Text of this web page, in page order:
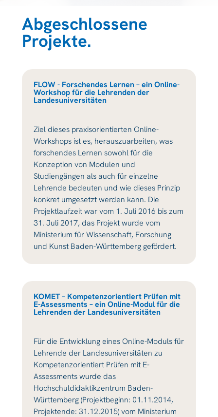
Abgeschlossene
Projekte.
FLOW - Forschendes Lernen – ein Online-
Workshop für die Lehrenden der
Landesuniversitäten
Ziel dieses praxisorientierten Online-
Workshops ist es, herauszuarbeiten, was
forschendes Lernen sowohl für die
Konzeption von Modulen und
Studiengängen als auch für einzelne
Lehrende bedeuten und wie dieses Prinzip
konkret umgesetzt werden kann. Die
Projektlaufzeit war vom 1. Juli 2016 bis zum
31. Juli 2017, das Projekt wurde vom
Ministerium für Wissenschaft, Forschung
und Kunst Baden-Württemberg gefördert.
KOMET – Kompetenzorientiert Prüfen mit
E-Assessments – ein Online-Modul für die
Lehrenden der Landesuniversitäten
Für die Entwicklung eines Online-Moduls für
Lehrende der Landesuniversitäten zu
Kompetenzorientiert Prüfen mit E-
Assessments wurde das
Hochschuldidaktikzentrum Baden-
Württemberg (Projektbeginn: 01.11.2014,
Projektende: 31.12.2015) vom Ministerium